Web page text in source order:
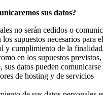
sus datos?
no serán cedidos o
supuestos necesarios para el
y cumplimiento de la
en los supuestos previstos,
sus datos pueden comunicarse
de hosting y de servicios